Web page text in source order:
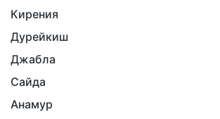
Кирения
Дурейкиш
Джабла
Сайда
Анамур